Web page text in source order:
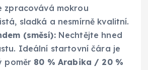
zpracovává mokrou
sladká a nesmírně kvalitní.
(směsí):Nechtějte hned
Ideální startovní čára je
poměr 80 % Arabika / 20 %